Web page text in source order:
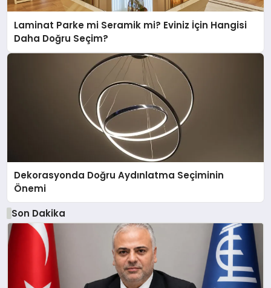
Laminat Parke mi Seramik mi? Eviniz İçin Hangisi
Daha Doğru Seçim?
Dekorasyonda Doğru Aydınlatma Seçiminin
Önemi
Son Dakika